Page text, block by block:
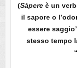
(Sàpere è un
il sapore o
essere
stesso tempo